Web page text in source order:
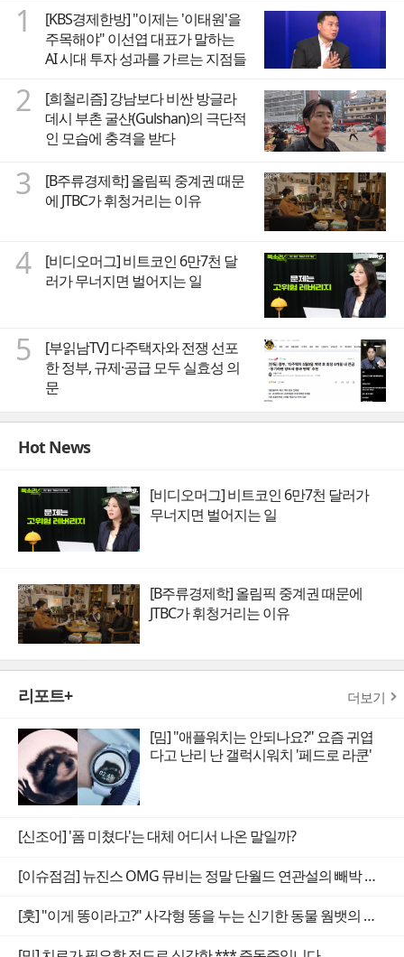
1
[KBS경제한방] "이제는 '이태원'을
주목해야" 이선엽 대표가 말하는
AI 시대 투자 성과를 가르는 지점들
2
[희철리즘] 강남보다 비싼 방글라
데시 부촌 굴샨(Gulshan)의 극단적
인 모습에 충격을 받다
3
[B주류경제학] 올림픽 중계권 때문
에 JTBC가 휘청거리는 이유
4
[비디오머그] 비트코인 6만7천 달
러가 무너지면 벌어지는 일
5
[부읽남TV] 다주택자와 전쟁 선포
한 정부, 규제·공급 모두 실효성 의
문
Hot News
[비디오머그] 비트코인 6만7천 달러가
무너지면 벌어지는 일
[B주류경제학] 올림픽 중계권 때문에
JTBC가 휘청거리는 이유
리포트+ 더보기
[밈] "애플워치는 안되나요?" 요즘 귀엽
다고 난리 난 갤럭시워치 '페드로 라쿤'
[신조어] '폼 미쳤다'는 대체 어디서 나온 말일까?
[이슈점검] 뉴진스 OMG 뮤비는 정말 단월드 연관설의 빼박 증거일까
[훗] "이게 똥이라고?" 사각형 똥을 누는 신기한 동물 웜뱃의 비밀